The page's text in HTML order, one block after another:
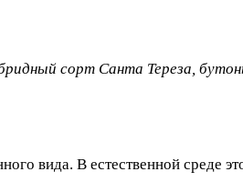
сорт Санта Тереза,
вида. В естественной среде